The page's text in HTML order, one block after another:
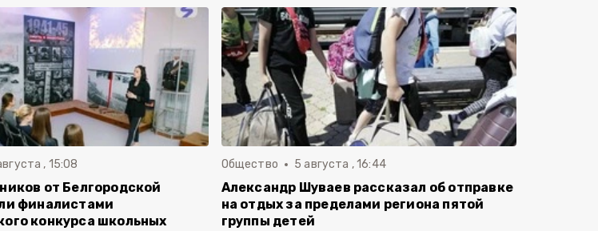
, 15:08
от Белгородской
финалистами
конкурса школьных
Общество 5 августа , 16:44
Александр Шуваев рассказал об отправке
на отдых за пределами региона пятой
группы детей